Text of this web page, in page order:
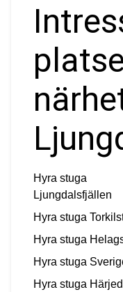
Hyra stuga
Ljungdalsfjällen
Hyra stuga
Hyra stuga
Hyra stuga
Hyra stuga